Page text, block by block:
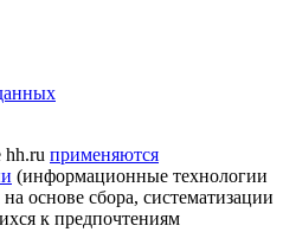
применяются
(информационные технологии
основе сбора, систематизации
к предпочтениям